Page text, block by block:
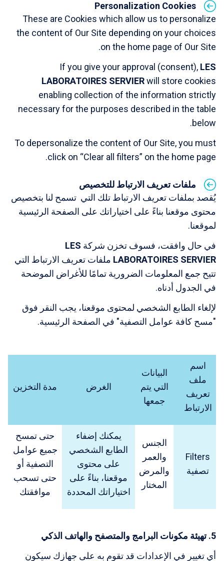
Personalization Cookies
These are Cookies which allow us to personalize
the content of Our Site depending on your choices
on the home page of Our Site.
If you give your approval (consent), LES
LABORATOIRES SERVIERwill store cookies
enabling collection of the information strictly
necessary for the purposes described in the table
below.
To depersonalize the content of Our Site, you must
click on “Clear all filters” on the home page.
ملفات تعريف الارتباط للتخصيص
يُقصد بملفات تعريف الارتباط تلك التي تسمح لنا بتخصيص
محتوى موقعنا بناءً على اختياراتك على الصفحة الرئيسية
لموقعنا.
في حال وافقت، فسوف تخزن شركة LES
LABORATOIRES SERVIER ملفات تعريف الارتباط التي
تتيح جمع المعلومات الضرورية تمامًا للأغراض الموضحة
في الجدول أدناه.
لإلغاء الطابع الشخصي لمحتوى موقعنا، يجب النقر فوق
"مسح كافة عوامل التصفية" في الصفحة الرئيسية.
اسم
ملف
تعريف
الارتباط
البيانات
التي يتم
جمعها
الغرض مدة التخزين
Filters
تصفية
الجنس
والعمر
والمرض
المختار
يمكنك إضفاء
الطابع الشخصي
على محتوى
موقعنا، بناءً على
اختياراتك المحددة
حتى تمسح
جميع عوامل
التصفية أو
حتى تسحب
موافقتك
5. تهيئة مكونات البرامج والمتصفح والهاتف الذكي
أي تغيير في الإعدادات قد تقوم به على جهازك سيكون